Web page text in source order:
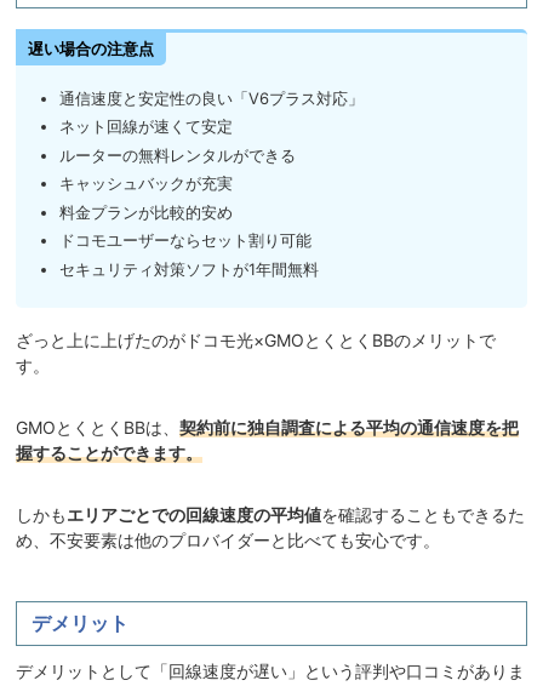
遅い場合の注意点
通信速度と安定性の良い「V6プラス対応」
ネット回線が速くて安定
ルーターの無料レンタルができる
キャッシュバックが充実
料金プランが比較的安め
ドコモユーザーならセット割り可能
セキュリティ対策ソフトが1年間無料
ざっと上に上げたのがドコモ光×GMOとくとくBBのメリットで
す。
GMOとくとくBBは、 契約前に独自調査による平均の通信速度を把
握することができます。
しかもエリアごとでの回線速度の平均値を確認することもできるた
め、不安要素は他のプロバイダーと比べても安心です。
デメリット
デメリットとして「回線速度が遅い」という評判や口コミがありま